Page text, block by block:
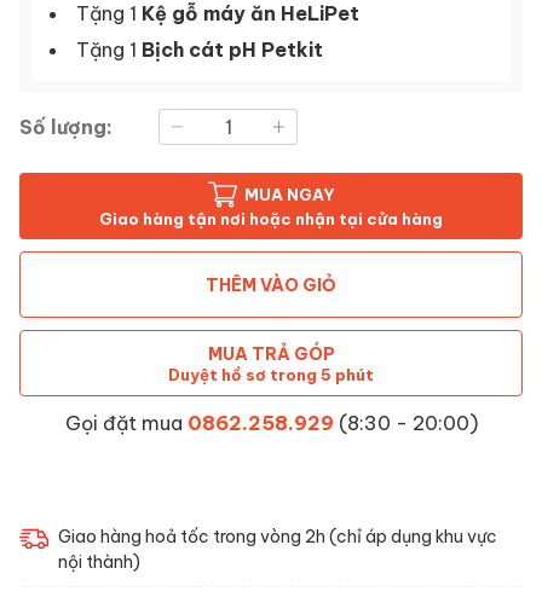
Tặng 1 Kệ gỗ máy ăn HeLiPet
Tặng 1 Bịch cát pH Petkit
Số lượng:
MUA NGAY
Giao hàng tận nơi hoặc nhận tại cửa hàng
THÊM VÀO GIỎ
MUA TRẢ GÓP
Duyệt hồ sơ trong 5 phút
Gọi đặt mua 0862.258.929 (8:30 - 20:00)
Giao hàng hoả tốc trong vòng 2h (chỉ áp dụng khu vực
nội thành)